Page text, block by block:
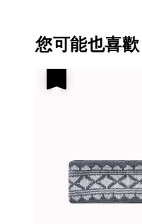
您可能也喜歡